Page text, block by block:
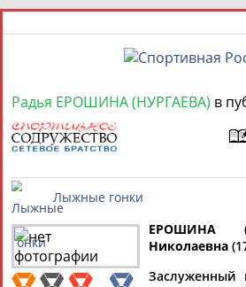
7 августа
СПОРТСМЕНЫ, ТРЕНЕРЫ И
Найдено: 13181персон
Радья ЕРОШИНА (НУРГАЕВА) в
Лыжные гонки
ЕРОШИНА
Николаевна
Заслуженный